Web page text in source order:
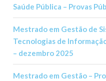
Saúde Pública – Provas
Mestrado em Gestão de
Tecnologias de
– dezembro 2025
Mestrado em Gestão –